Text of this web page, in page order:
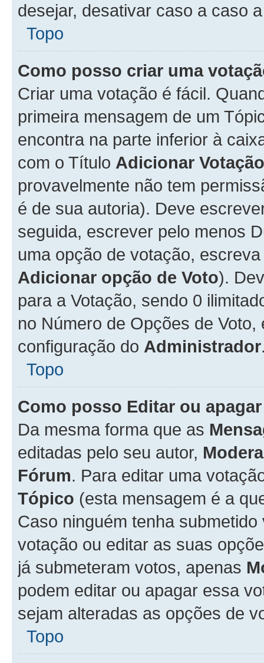
desejar, desativar caso a caso
Topo
Como posso criar uma
Criar uma votação é fácil.
primeira mensagem de um
encontra na parte inferior à
com o Título Adicionar Votação
provavelmente não tem
é de sua autoria). Deve
seguida, escrever pelo menos
uma opção de votação,
Adicionar opção de Voto).
para a Votação, sendo 0
no Número de Opções de
configuração do Administrador
Topo
Como posso Editar ou
Da mesma forma que as
editadas pelo seu autor,
Fórum. Para editar uma
Tópico (esta mensagem é a
Caso ninguém tenha
votação ou editar as suas
já submeteram votos, apenas
podem editar ou apagar essa
sejam alteradas as opções de
Topo